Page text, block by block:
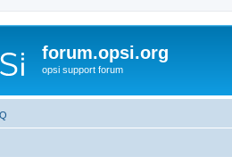
forum.opsi.org
opsi support forum